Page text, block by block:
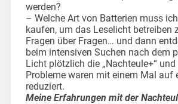
werden?
– Welche Art von Batterien muss
kaufen, um das Leselicht betreiben
Fragen über Fragen… und dann
beim intensiven Suchen nach dem
Licht plötzlich die „Nachteule+“ und
Probleme waren mit einem Mal auf
reduziert.
Meine Erfahrungen mit der